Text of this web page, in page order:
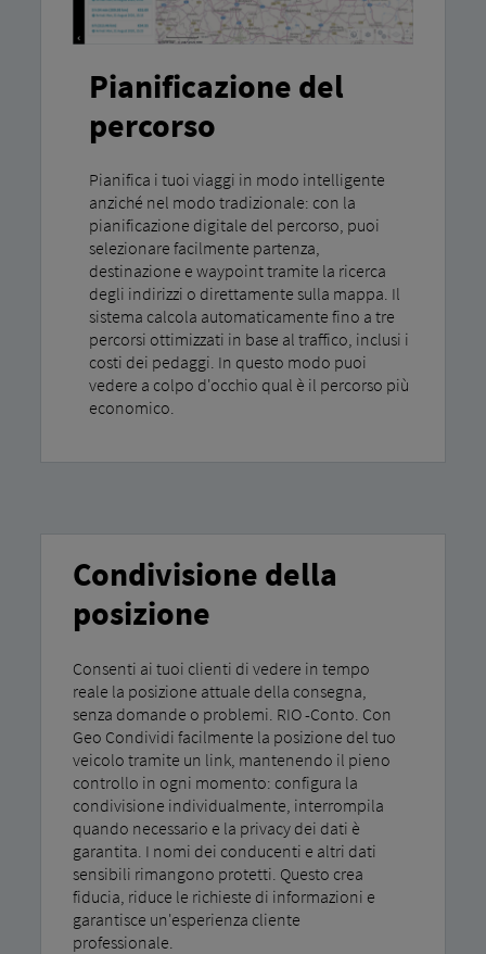
Pianificazione del
percorso
Pianifica i tuoi viaggi in modo intelligente
anziché nel modo tradizionale: con la
pianificazione digitale del percorso, puoi
selezionare facilmente partenza,
destinazione e waypoint tramite la ricerca
degli indirizzi o direttamente sulla mappa. Il
sistema calcola automaticamente fino a tre
percorsi ottimizzati in base al traffico, inclusi i
costi dei pedaggi. In questo modo puoi
vedere a colpo d'occhio qual è il percorso più
economico.
Condivisione della
posizione
Consenti ai tuoi clienti di vedere in tempo
reale la posizione attuale della consegna,
senza domande o problemi. RIO -Conto. Con
Geo Condividi facilmente la posizione del tuo
veicolo tramite un link, mantenendo il pieno
controllo in ogni momento: configura la
condivisione individualmente, interrompila
quando necessario e la privacy dei dati è
garantita. I nomi dei conducenti e altri dati
sensibili rimangono protetti. Questo crea
fiducia, riduce le richieste di informazioni e
garantisce un'esperienza cliente
professionale.